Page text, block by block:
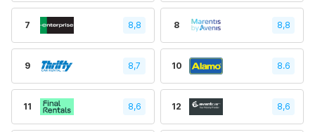
7 8,8 8 8,8
9 8,7 10 8.6
11 8,6 12 8,6